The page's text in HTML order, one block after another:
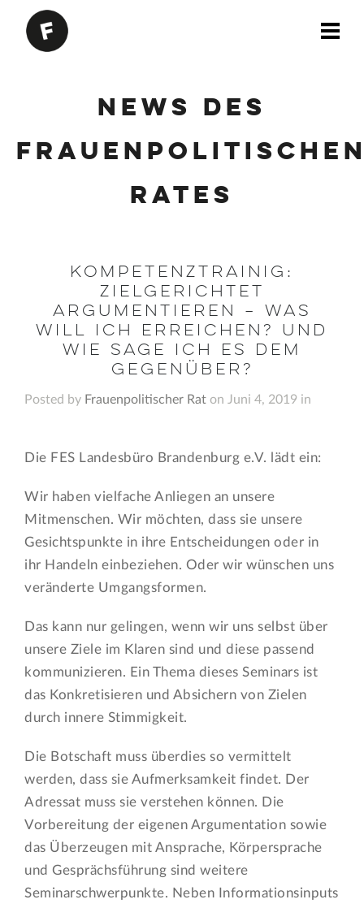
News des
Rates
Kompetenztrainig:
Zielgerichtet
argumentieren – Was
will ich erreichen? Und
wie sage ich es dem
Gegenüber?
Posted by Frauenpolitischer Rat on Juni 4, 2019 in
Die FES Landesbüro Brandenburg e.V. lädt ein:
Wir haben vielfache Anliegen an unsere
Mitmenschen. Wir möchten, dass sie unsere
Gesichtspunkte in ihre Entscheidungen oder in
ihr Handeln einbeziehen. Oder wir wünschen uns
veränderte Umgangsformen.
Das kann nur gelingen, wenn wir uns selbst über
unsere Ziele im Klaren sind und diese passend
kommunizieren. Ein Thema dieses Seminars ist
das Konkretisieren und Absichern von Zielen
durch innere Stimmigkeit.
Die Botschaft muss überdies so vermittelt
werden, dass sie Aufmerksamkeit findet. Der
Adressat muss sie verstehen können. Die
Vorbereitung der eigenen Argumentation sowie
das Überzeugen mit Ansprache, Körpersprache
und Gesprächsführung sind weitere
Seminarschwerpunkte. Neben Informationsinputs